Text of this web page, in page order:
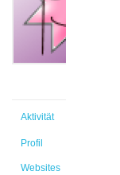
Aktivität
Profil
Websites